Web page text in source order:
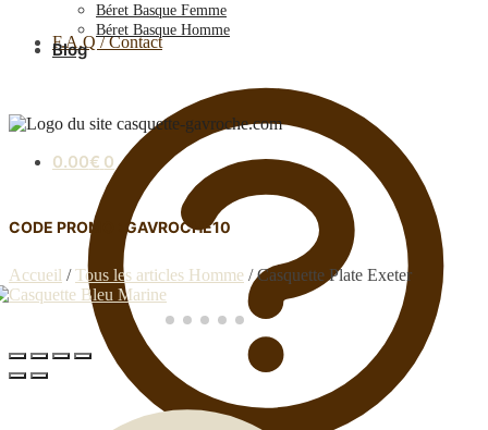
F.A.Q / Contact
Béret Basque Femme
Béret Basque Homme
Blog
0.00€ 0
CODE PROMO : GAVROCHE10
Accueil /Tous les articles Homme /Casquette Plate Exeter